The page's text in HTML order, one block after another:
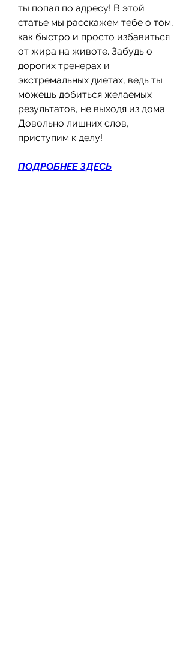
ты попал по адресу! В этой
статье мы расскажем тебе о том,
как быстро и просто избавиться
от жира на животе. Забудь о
дорогих тренерах и
экстремальных диетах, ведь ты
можешь добиться желаемых
результатов, не выходя из дома.
Довольно лишних слов,
приступим к делу!
ПОДРОБНЕЕ ЗДЕСЬ